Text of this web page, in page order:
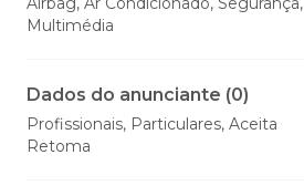
Multimédia
Dados do anunciante (0)
Profissionais, Particulares, Aceita
Retoma